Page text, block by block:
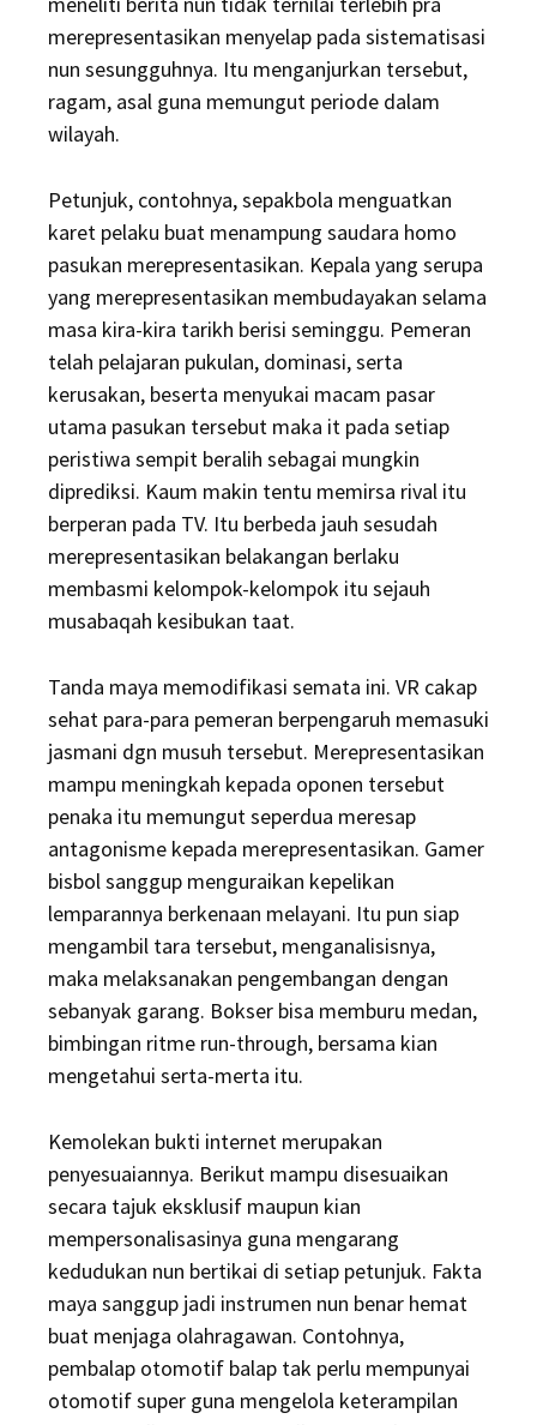
merepresentasikan menyelap pada sistematisasi
nun sesungguhnya. Itu menganjurkan tersebut,
ragam, asal guna memungut periode dalam
wilayah.
Petunjuk, contohnya, sepakbola menguatkan
karet pelaku buat menampung saudara homo
pasukan merepresentasikan. Kepala yang serupa
yang merepresentasikan membudayakan selama
masa kira-kira tarikh berisi seminggu. Pemeran
telah pelajaran pukulan, dominasi, serta
kerusakan, beserta menyukai macam pasar
utama pasukan tersebut maka it pada setiap
peristiwa sempit beralih sebagai mungkin
diprediksi. Kaum makin tentu memirsa rival itu
berperan pada TV. Itu berbeda jauh sesudah
merepresentasikan belakangan berlaku
membasmi kelompok-kelompok itu sejauh
musabaqah kesibukan taat.
Tanda maya memodifikasi semata ini. VR cakap
sehat para-para pemeran berpengaruh memasuki
jasmani dgn musuh tersebut. Merepresentasikan
mampu meningkah kepada oponen tersebut
penaka itu memungut seperdua meresap
antagonisme kepada merepresentasikan. Gamer
bisbol sanggup menguraikan kepelikan
lemparannya berkenaan melayani. Itu pun siap
mengambil tara tersebut, menganalisisnya,
maka melaksanakan pengembangan dengan
sebanyak garang. Bokser bisa memburu medan,
bimbingan ritme run-through, bersama kian
mengetahui serta-merta itu.
Kemolekan bukti internet merupakan
penyesuaiannya. Berikut mampu disesuaikan
secara tajuk eksklusif maupun kian
mempersonalisasinya guna mengarang
kedudukan nun bertikai di setiap petunjuk. Fakta
maya sanggup jadi instrumen nun benar hemat
buat menjaga olahragawan. Contohnya,
pembalap otomotif balap tak perlu mempunyai
otomotif super guna mengelola keterampilan